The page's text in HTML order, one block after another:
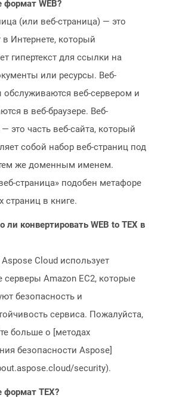
формат WEB?
(или веб-страница) — это
Интернете, который
гипертекст для ссылки на
или ресурсы. Веб-
обслуживаются веб-сервером и
в веб-браузере. Веб-
это часть веб-сайта, который
собой набор веб-страниц под
же доменным именем.
страница» подобен метафоре
страниц в книге.
ли конвертировать WEB to TEX в
Cloud использует
серверы Amazon EC2, которые
безопасность и
сервиса. Пожалуйста,
больше о [методах
безопасности Aspose]
security).
формат TEX?